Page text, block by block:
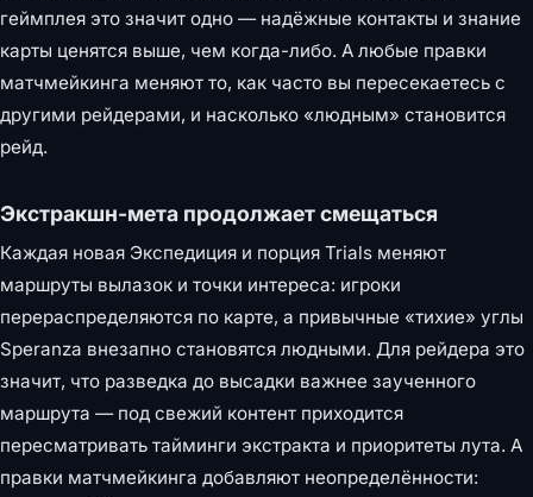
геймплея это значит одно — надёжные контакты и знание
карты ценятся выше, чем когда-либо. А любые правки
матчмейкинга меняют то, как часто вы пересекаетесь с
другими рейдерами, и насколько «людным» становится
рейд.
Экстракшн-мета продолжает смещаться
Каждая новая Экспедиция и порция Trials меняют
маршруты вылазок и точки интереса: игроки
перераспределяются по карте, а привычные «тихие» углы
Speranza внезапно становятся людными. Для рейдера это
значит, что разведка до высадки важнее заученного
маршрута — под свежий контент приходится
пересматривать тайминги экстракта и приоритеты лута. А
правки матчмейкинга добавляют неопределённости: